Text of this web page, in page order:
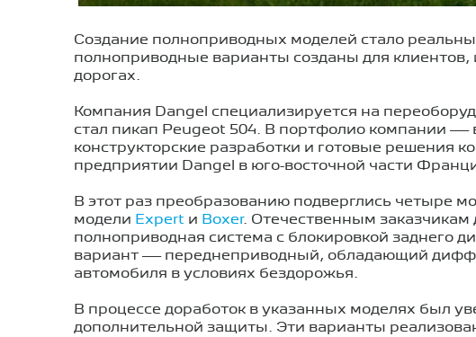
Создание полноприводных моделей стало
полноприводные варианты созданы для
дорогах.
Компания Dangel специализируется на
стал пикап Peugeot 504. В портфолио компании —
конструкторские разработки и готовые решения
предприятии Dangel в юго-восточной части
В этот раз преобразованию подверглись четыре
модели Expert и Boxer. Отечественным
полноприводная система с блокировкой заднего
вариант — переднеприводный, обладающий
автомобиля в условиях бездорожья.
В процессе доработок в указанных моделях был
дополнительной защиты. Эти варианты